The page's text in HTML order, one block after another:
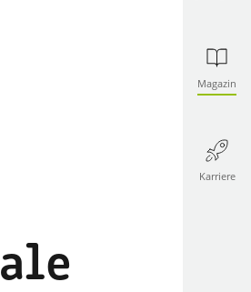
Magazin
Karriere